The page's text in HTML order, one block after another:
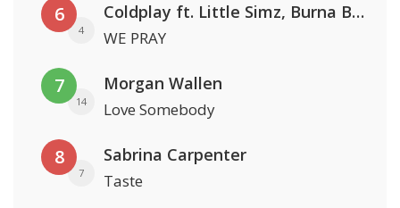
6
4
Coldplay ft. Little Simz, Burna Boy, Elyanna & Tini
WE PRAY
7
14
Morgan Wallen
Love Somebody
8
7
Sabrina Carpenter
Taste